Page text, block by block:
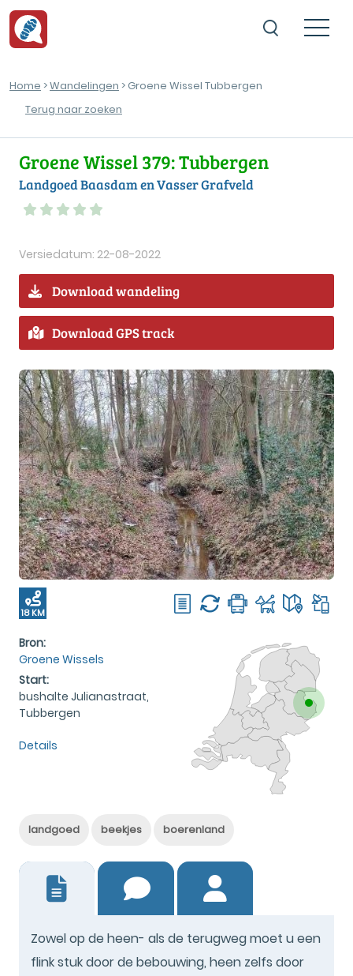
Home >Wandelingen > Groene Wissel Tubbergen
Terug naar zoeken
Groene Wissel 379: Tubbergen
Landgoed Baasdam en Vasser Grafveld
Versiedatum: 22-08-2022
Download wandeling
Download GPS track
18 KM
Bron:
Groene Wissels
Start:
bushalte Julianastraat,
Tubbergen
Details
landgoed beekjes boerenland
Zowel op de heen- als de terugweg moet u een
flink stuk door de bebouwing, heen zelfs door